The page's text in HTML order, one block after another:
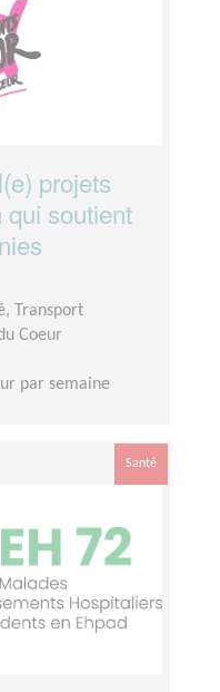
projets
qui soutient
Transport
Coeur
par semaine
Santé